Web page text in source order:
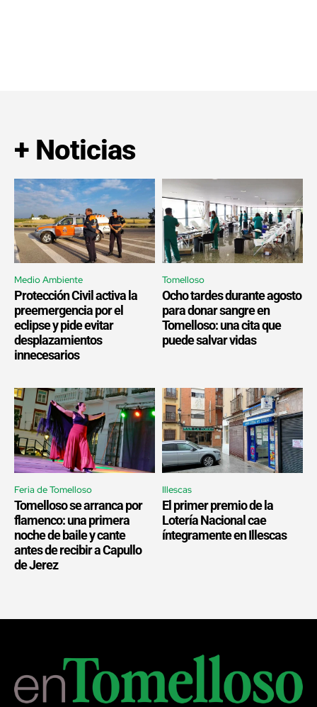
+ Noticias
Medio Ambiente
Protección Civil activa la
preemergencia por el
eclipse y pide evitar
desplazamientos
innecesarios
Tomelloso
Ocho tardes durante agosto
para donar sangre en
Tomelloso: una cita que
puede salvar vidas
Feria de Tomelloso
Tomelloso se arranca por
flamenco: una primera
noche de baile y cante
antes de recibir a Capullo
de Jerez
Illescas
El primer premio de la
Lotería Nacional cae
íntegramente en Illescas